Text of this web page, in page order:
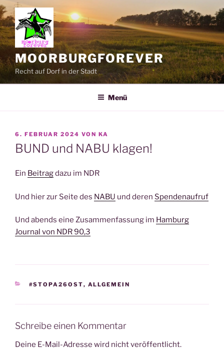
Zum
Inhalt
springen
MOORBURGFOREVER
Recht auf Dorf in der Stadt
Menü
VERÖFFENTLICHT
AM
6. FEBRUAR 2024 VON KA
BUND und NABU klagen!
Ein Beitragdazu im NDR
Und hier zur Seite des NABU und deren Spendenaufruf
Und abends eine Zusammenfassung im Hamburg
Journal von NDR 90,3
KATEGORIEN
#STOPA26OST, ALLGEMEIN
Schreibe einen Kommentar
Deine E-Mail-Adresse wird nicht veröffentlicht.